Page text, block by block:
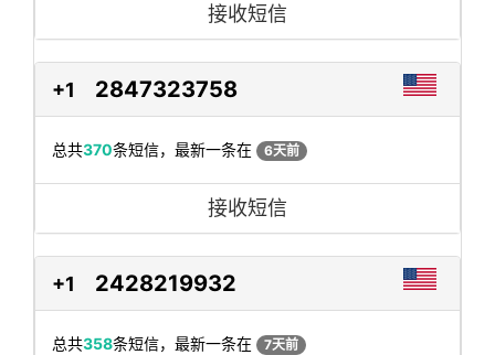
接收短信
+1 2847323758
总共370条短信，最新一条在 6天前
接收短信
+1 2428219932
总共358条短信，最新一条在 7天前